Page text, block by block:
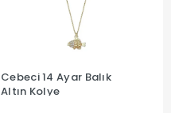
Cebeci 14 Ayar Balık
Altın Kolye